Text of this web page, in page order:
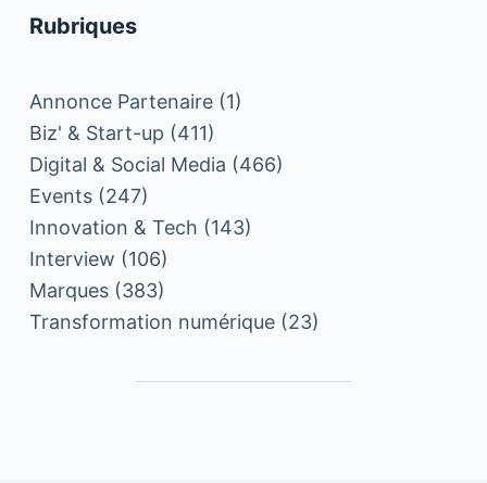
Rubriques
Annonce Partenaire(1)
Biz' & Start-up (411)
Digital & Social Media (466)
Events(247)
Innovation & Tech (143)
Interview (106)
Marques(383)
Transformation numérique(23)